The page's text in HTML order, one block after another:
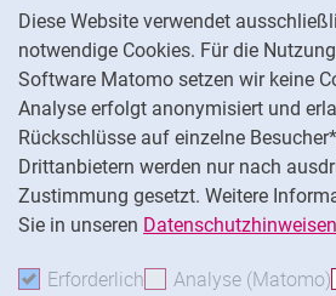
Diese Website verwendet
notwendige Cookies. Für die
Software Matomo setzen wir keine
Analyse erfolgt anonymisiert und
Rückschlüsse auf einzelne
Drittanbietern werden nur nach
Zustimmung gesetzt. Weitere
Sie in unseren Datenschutzhinweisen
Erforderlich Erforderliche Cookies
Analyse (Matomo)
Panopto
Universitätsbibliothek
Datenschutz
Barrierefreiheit
Transparenter KI-Einsatz